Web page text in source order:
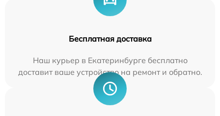
Бесплатная доставка
Наш курьер в Екатеринбурге бесплатно
доставит ваше устройство на ремонт и обратно.